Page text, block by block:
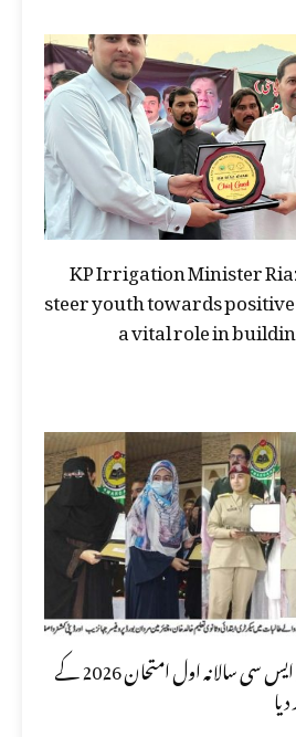
KP Irrigation Minister
steer youth towards
a vital role in
تعلیمی بورڈ مردان نے ایس ایس سی سالانہ اول امتحان 2026 کے